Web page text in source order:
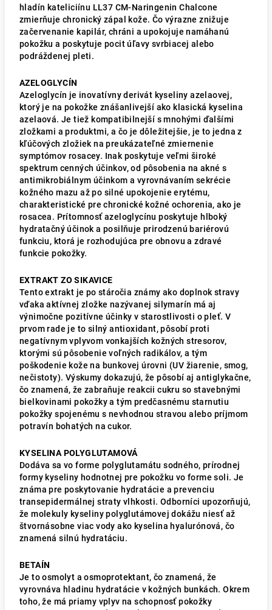
hladín kateliciínu LL37 CM-Naringenin Chalcone
zmierňuje chronický zápal kože. Čo výrazne znižuje
začervenanie kapilár, chráni a upokojuje namáhanú
pokožku a poskytuje pocit úľavy svrbiacej alebo
podráždenej pleti.
AZELOGLYCÍN
Azeloglycín je inovatívny derivát kyseliny azelaovej,
ktorý je na pokožke znášanlivejší ako klasická kyselina
azelaová. Je tiež kompatibilnejší s mnohými ďalšími
zložkami a produktmi, a čo je dôležitejšie, je to jedna z
kľúčových zložiek na preukázateľné zmiernenie
symptómov rosacey. Inak poskytuje veľmi široké
spektrum cenných účinkov, od pôsobenia na akné s
antimikrobiálnym účinkom a vyrovnávaním sekrécie
kožného mazu až po silné upokojenie erytému,
charakteristické pre chronické kožné ochorenia, ako je
rosacea. Prítomnosť azeloglycínu poskytuje hlboký
hydratačný účinok a posilňuje prirodzenú bariérovú
funkciu, ktorá je rozhodujúca pre obnovu a zdravé
funkcie pokožky.
EXTRAKT ZO SIKAVICE
Tento extrakt je po stáročia známy ako doplnok stravy
vďaka aktívnej zložke nazývanej silymarín má aj
výnimočne pozitívne účinky v starostlivosti o pleť. V
prvom rade je to silný antioxidant, pôsobí proti
negatívnym vplyvom vonkajších kožných stresorov,
ktorými sú pôsobenie voľných radikálov, a tým
poškodenie kože na bunkovej úrovni (UV žiarenie, smog,
nečistoty). Výskumy dokazujú, že pôsobí aj antiglykačne,
čo znamená, že zabraňuje reakcii cukru so stavebnými
bielkovinami pokožky a tým predčasnému starnutiu
pokožky spojenému s nevhodnou stravou alebo príjmom
potravín bohatých na cukor.
KYSELINA POLYGLUTAMOVÁ
Dodáva sa vo forme polyglutamátu sodného, ​​prírodnej
formy kyseliny hodnotnej pre pokožku vo forme soli. Je
známa pre poskytovanie hydratácie a prevenciu
transepidermálnej straty vlhkosti. Odborníci upozorňujú,
že molekuly kyseliny polyglutámovej dokážu niesť až
štvornásobne viac vody ako kyselina hyalurónová, čo
znamená silnú hydratáciu.
BETAÍN
Je to osmolyt a osmoprotektant, čo znamená, že
vyrovnáva hladinu hydratácie v kožných bunkách. Okrem
toho, že má priamy vplyv na schopnosť pokožky